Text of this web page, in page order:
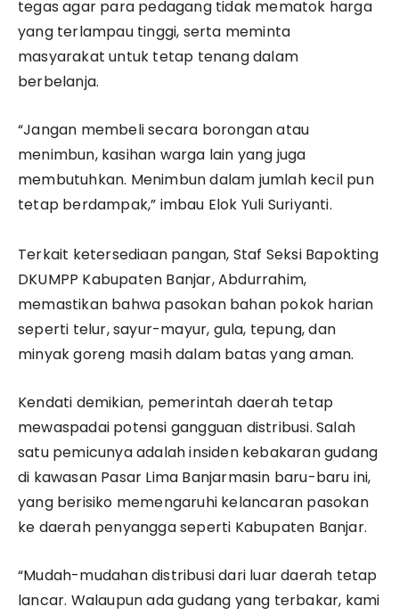
tegas agar para pedagang tidak mematok harga
yang terlampau tinggi, serta meminta
masyarakat untuk tetap tenang dalam
berbelanja.
​“Jangan membeli secara borongan atau
menimbun, kasihan warga lain yang juga
membutuhkan. Menimbun dalam jumlah kecil pun
tetap berdampak,” imbau Elok Yuli Suriyanti.
​Terkait ketersediaan pangan, Staf Seksi Bapokting
DKUMPP Kabupaten Banjar, Abdurrahim,
memastikan bahwa pasokan bahan pokok harian
seperti telur, sayur-mayur, gula, tepung, dan
minyak goreng masih dalam batas yang aman.
​Kendati demikian, pemerintah daerah tetap
mewaspadai potensi gangguan distribusi. Salah
satu pemicunya adalah insiden kebakaran gudang
di kawasan Pasar Lima Banjarmasin baru-baru ini,
yang berisiko memengaruhi kelancaran pasokan
ke daerah penyangga seperti Kabupaten Banjar.
​“Mudah-mudahan distribusi dari luar daerah tetap
lancar. Walaupun ada gudang yang terbakar, kami